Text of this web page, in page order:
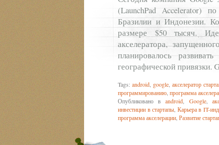
(LaunchPad Accelerator)
Бразилии и Индонезии.
размере $50 тысяч.
акселератора,
планировалось
географической
Tags: android, google, акселератор
программированию,программа
Опубликовано вandroid, Google,
инвестиции в стартапы, Карьера в IT-
программа акселерации,Развитие